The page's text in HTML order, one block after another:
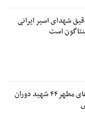
شهدای اسیر ایرانی
است
ورود پیکرهای مطهر ۴۴ شهید دوران